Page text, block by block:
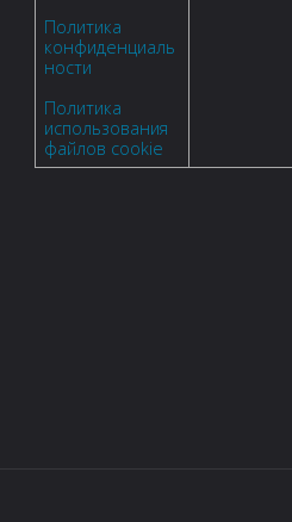
Политика
конфиденциаль
ности
Политика
использования
файлов cookie